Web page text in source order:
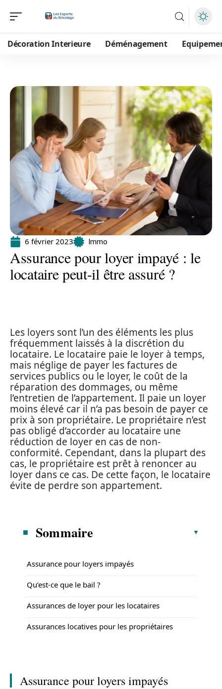
Décoration Interieure Déménagement
6 février 2023 Immo
Assurance pour loyer impayé : le
locataire peut-il être assuré ?
Les loyers sont l’un des éléments les plus
fréquemment laissés à la discrétion du
locataire. Le locataire paie le loyer à temps,
mais néglige de payer les factures de
services publics ou le loyer, le coût de la
réparation des dommages, ou même
l’entretien de l’appartement. Il paie un loyer
moins élevé car il n’a pas besoin de payer ce
prix à son propriétaire. Le propriétaire n’est
pas obligé d’accorder au locataire une
réduction de loyer en cas de non-
conformité. Cependant, dans la plupart des
cas, le propriétaire est prêt à renoncer au
loyer dans ce cas. De cette façon, le locataire
évite de perdre son appartement.
Sommaire
Assurance pour loyers impayés
Qu’est-ce que le bail ?
Assurances de loyer pour les locataires
Assurances locatives pour les propriétaires
Assurance pour loyers impayés